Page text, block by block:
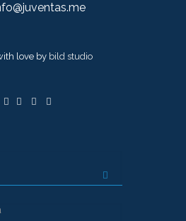
love by bild studio